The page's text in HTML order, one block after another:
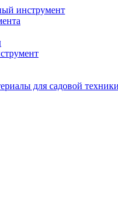
инструмент
для садовой техники